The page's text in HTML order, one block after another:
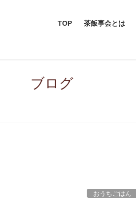
TOP 茶飯事会とは
ブログ
おうちごはん